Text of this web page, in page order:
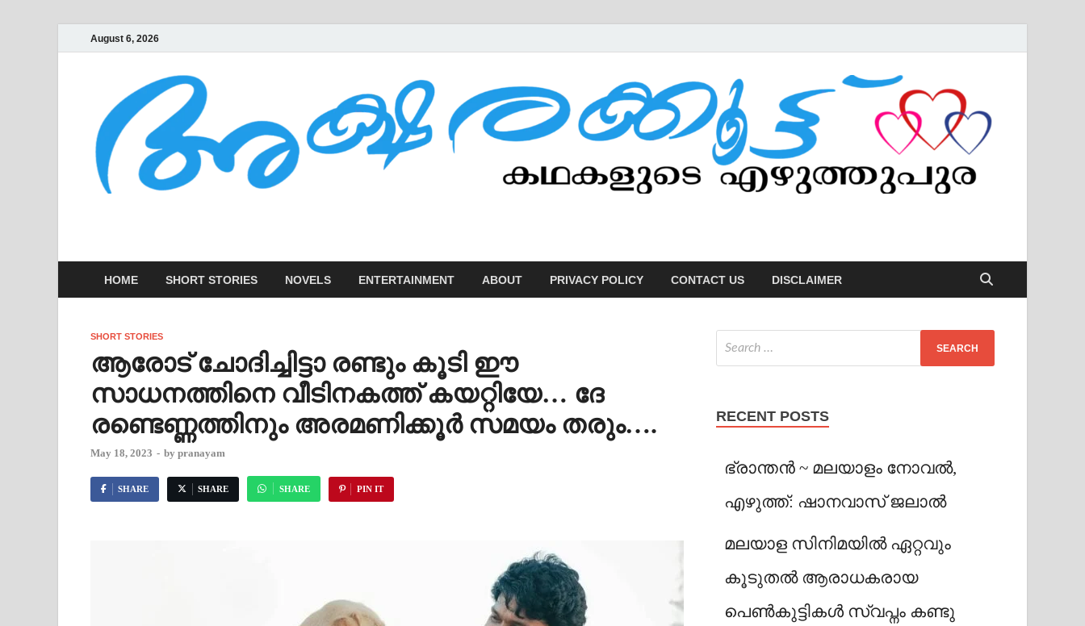
August 6, 2026
HOME SHORT STORIES NOVELS ENTERTAINMENT ABOUT PRIVACY POLICY CONTACT US DISCLAIMER
SHORT STORIES
ആരോട് ചോദിച്ചിട്ടാ രണ്ടും കൂടി ഈ
സാധനത്തിനെ വീടിനകത്ത് കയറ്റിയേ… ദേ
രണ്ടെണ്ണത്തിനും അരമണിക്കൂർ സമയം തരും….
May 18, 2023 - by pranayam
SHARE SHARE SHARE PIN IT
RECENT POSTS
ഭ്രാന്തൻ ~ മലയാളം നോവൽ,
എഴുത്ത്: ഷാനവാസ് ജലാൽ
മലയാള സിനിമയിൽ ഏറ്റവും
കൂടുതൽ ആരാധകരായ
പെൺകുട്ടികൾ സ്വപ്നം കണ്ടു